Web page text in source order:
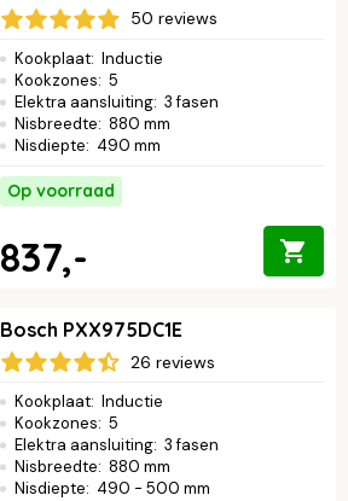
50 reviews
Kookplaat: Inductie
Kookzones: 5
Elektra aansluiting: 3 fasen
Nisbreedte: 880 mm
Nisdiepte: 490 mm
Op voorraad
837,-
Bosch PXX975DC1E
26 reviews
Kookplaat: Inductie
Kookzones: 5
Elektra aansluiting: 3 fasen
Nisbreedte: 880 mm
Nisdiepte: 490 - 500 mm